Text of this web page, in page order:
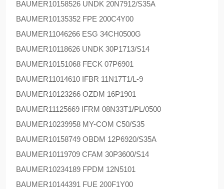
BAUMER10158526 UNDK 20N7912/S35A
BAUMER10135352 FPE 200C4Y00
BAUMER11046266 ESG 34CH0500G
BAUMER10118626 UNDK 30P1713/S14
BAUMER10151068 FECK 07P6901
BAUMER11014610 IFBR 11N17T1/L-9
BAUMER10123266 OZDM 16P1901
BAUMER11125669 IFRM 08N33T1/PL/0500
BAUMER10239958 MY-COM C50/S35
BAUMER10158749 OBDM 12P6920/S35A
BAUMER10119709 CFAM 30P3600/S14
BAUMER10234189 FPDM 12N5101
BAUMER10144391 FUE 200F1Y00